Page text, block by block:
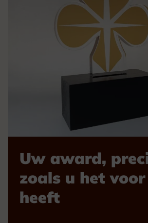
Uw award,
zoals u het
heeft